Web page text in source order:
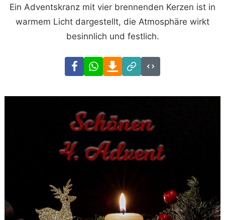
Ein Adventskranz mit vier brennenden Kerzen ist in
warmem Licht dargestellt, die Atmosphäre wirkt
besinnlich und festlich.
FacebookWhatsAppDownload
Link
Code